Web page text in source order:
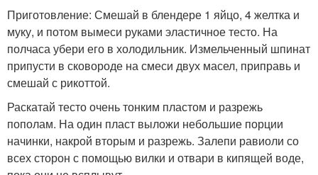
Приготовление: Смешай в блендере 1 яйцо, 4 желтка и
муку, и потом вымеси руками эластичное тесто. На
полчаса убери его в холодильник. Измельченный шпинат
припусти в сковороде на смеси двух масел, приправь и
смешай с рикоттой.
Раскатай тесто очень тонким пластом и разрежь
пополам. На один пласт выложи небольшие порции
начинки, накрой вторым и разрежь. Залепи равиоли со
всех сторон с помощью вилки и отвари в кипящей воде,